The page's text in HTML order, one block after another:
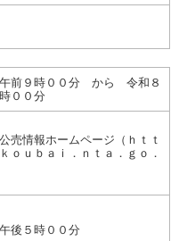
午前９時００分 から 令和８
００分
売情報ホームページ（ｈｔｔ
ｏｕｂａｉ．ｎｔａ．ｇｏ．
後５時００分